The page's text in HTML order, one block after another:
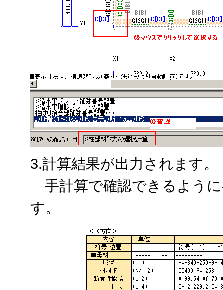
3.計算結果が出力されます。
手計算で確認できるよう
す。